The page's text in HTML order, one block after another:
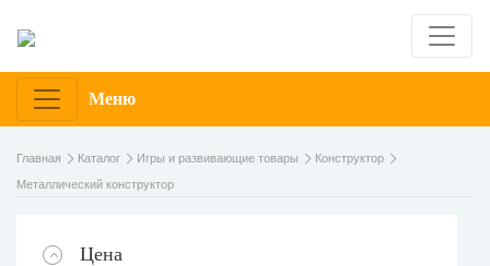
Меню
Главная Каталог Игры и развивающие товары
Конструктор
Металлический конструктор
Цена